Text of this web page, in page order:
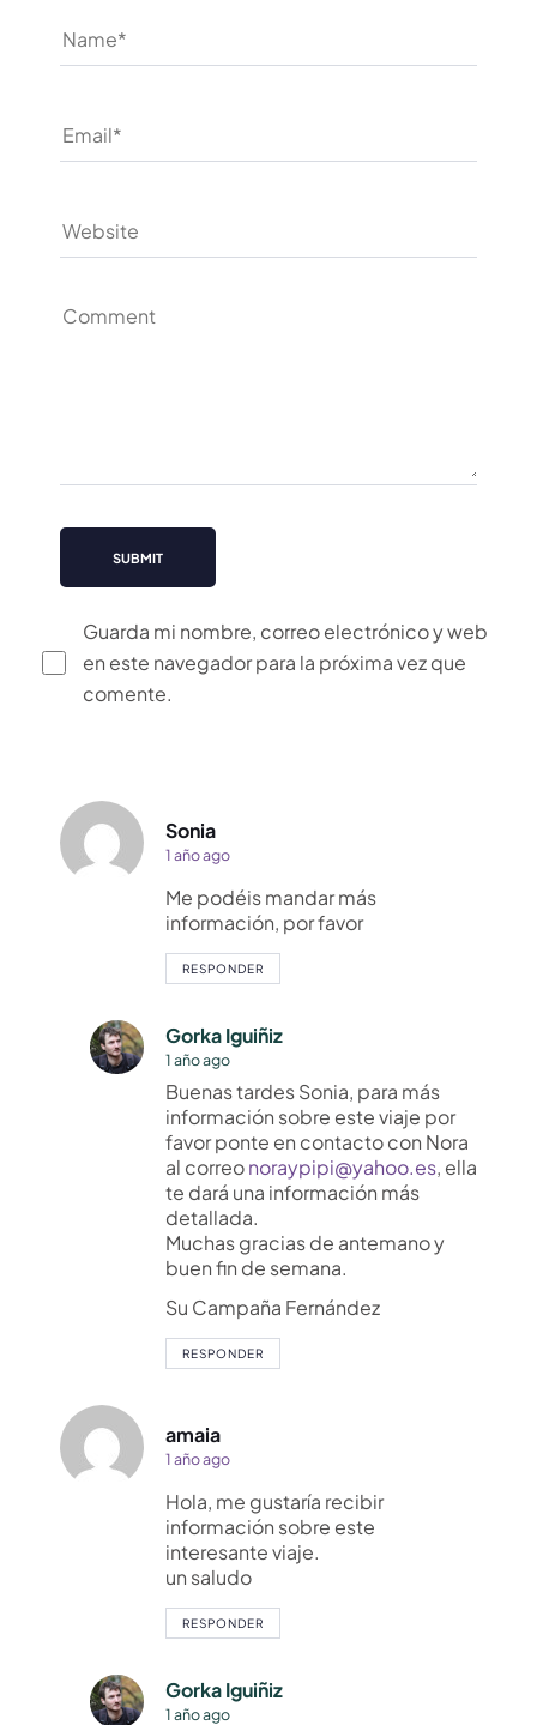
Guarda mi nombre, correo electrónico y web
en este navegador para la próxima vez que
comente.
Sonia
1 año ago
Me podéis mandar más
información, por favor
RESPONDER
Gorka Iguiñiz
1 año ago
Buenas tardes Sonia, para más
información sobre este viaje por
favor ponte en contacto con Nora
al correonoraypipi@yahoo.es, ella
te dará una información más
detallada.
Muchas gracias de antemano y
buen fin de semana.
Su Campaña Fernández
RESPONDER
amaia
1 año ago
Hola, me gustaría recibir
información sobre este
interesante viaje.
un saludo
RESPONDER
Gorka Iguiñiz
1 año ago